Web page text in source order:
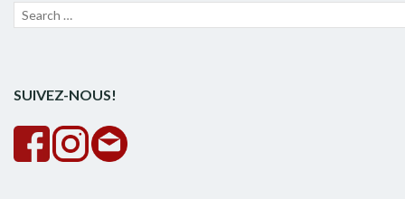
Recherche
SUIVEZ-NOUS!